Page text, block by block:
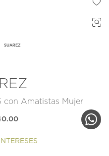
SUAREZ
con Amatistas Mujer